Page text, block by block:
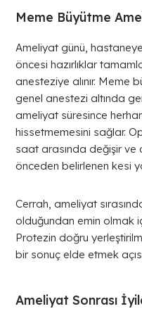
Meme Büyütme
Ameliyat günü,
öncesi hazırlıklar
anesteziye alınır. Meme
genel anestezi altında
ameliyat süresince
hissetmemesini sağlar.
saat arasında değişir ve
önceden belirlenen kesi
Cerrah, ameliyat
olduğundan emin olmak
Protezin doğru
bir sonuç elde etmek
Ameliyat Sonrası